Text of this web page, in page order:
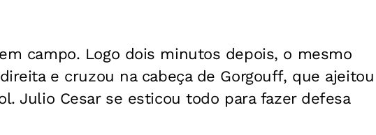
campo. Logo dois minutos depois, o mesmo
e cruzou na cabeça de Gorgouff, que ajeitou
Julio Cesar se esticou todo para fazer defesa